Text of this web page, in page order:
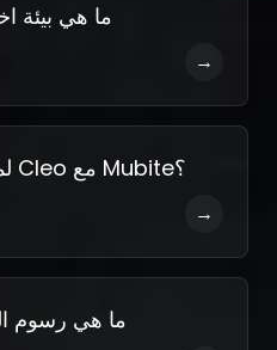
ما هي بيئة
→
لماذا ينبغي علي استخدام Cleo مع Mubite؟
→
ما هي رسوم